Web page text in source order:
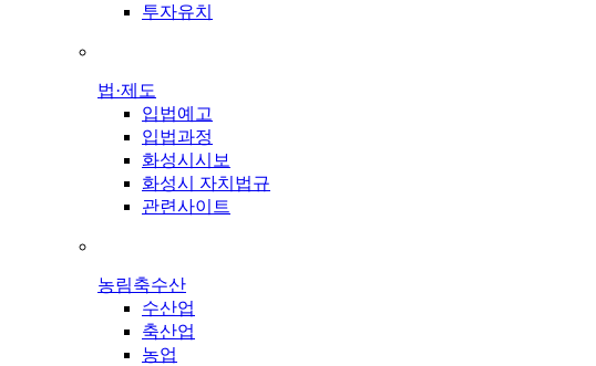
투자유치
법·제도
입법예고
입법과정
화성시시보
화성시 자치법규
관련사이트
농림축수산
수산업
축산업
농업